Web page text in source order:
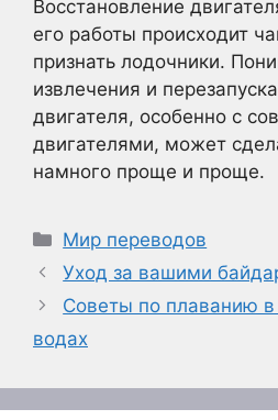
Восстановление
его работы происходит
признать лодочники.
извлечения и
двигателя, особенно с
двигателями, может
намного проще и проще.
Рубрики
Мир переводов
Уход за вашими
Советы по плаванию
водах